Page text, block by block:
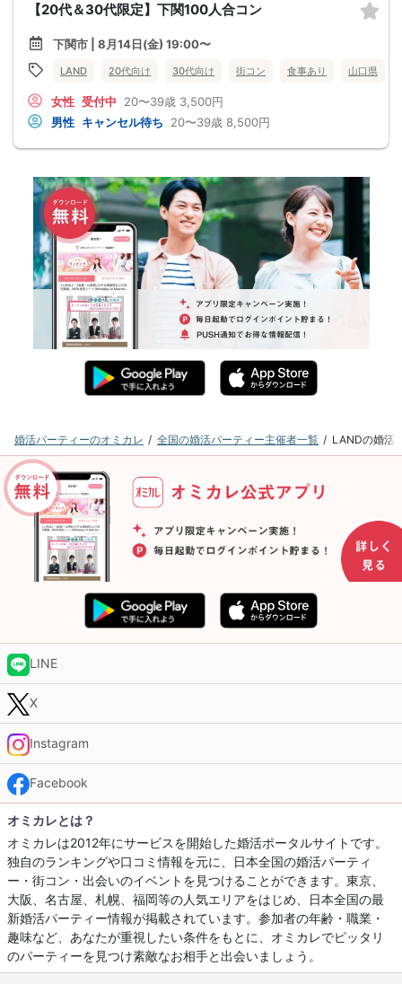
【20代＆30代限定】下関100人合コン
下関市 | 8月14日(金) 19:00〜
LAND 20代向け 30代向け 街コン 食事あり 山口県
女性 受付中 20〜39歳 3,500円
男性 キャンセル待ち 20〜39歳 8,500円
婚活パーティーのオミカレ 全国の婚活パーティー主催者一覧 LANDの婚活
LINE
X
Instagram
Facebook
オミカレとは？
オミカレは2012年にサービスを開始した婚活ポータルサイトです。
独自のランキングや口コミ情報を元に、日本全国の婚活パーティ
ー・街コン・出会いのイベントを見つけることができます。東京、
大阪、名古屋、札幌、福岡等の人気エリアをはじめ、日本全国の最
新婚活パーティー情報が掲載されています。参加者の年齢・職業・
趣味など、あなたが重視したい条件をもとに、オミカレでピッタリ
のパーティーを見つけ素敵なお相手と出会いましょう。